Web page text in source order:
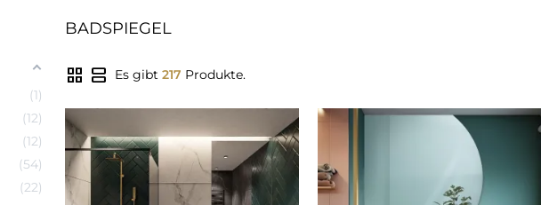
1
12
12
54
22
BADSPIEGEL
grid_view view_agenda Es gibt 217 Produkte.